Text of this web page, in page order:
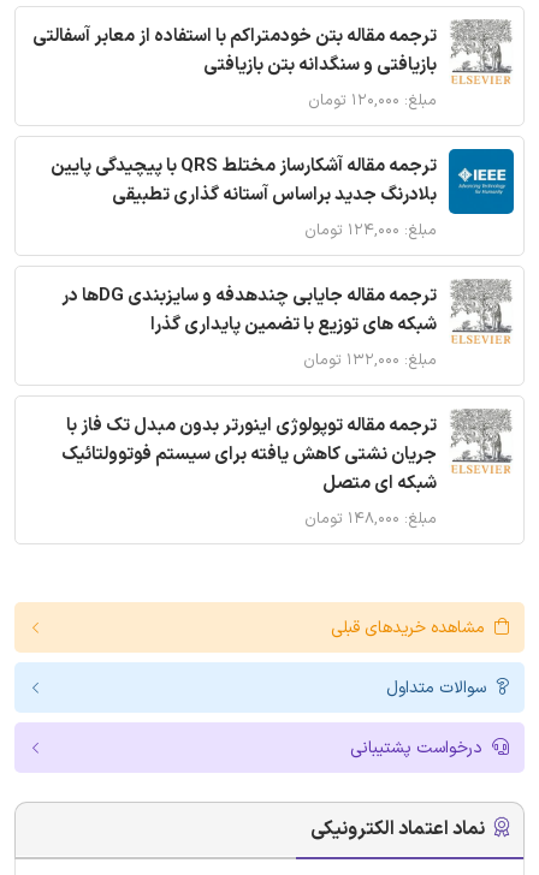
ترجمه مقاله بتن خودمتراکم با استفاده از معابر آسفالتی
بازیافتی و سنگدانه بتن بازیافتی
مبلغ: ۱۲۰,۰۰۰ تومان
ترجمه مقاله آشکارساز مختلط QRS با پیچیدگی پایین
بلادرنگ جدید براساس آستانه گذاری تطبیقی
مبلغ: ۱۲۴,۰۰۰ تومان
ترجمه مقاله جایابی چندهدفه و سایزبندی DGها در
شبکه های توزیع با تضمین پایداری گذرا
مبلغ: ۱۳۲,۰۰۰ تومان
ترجمه مقاله توپولوژی اینورتر بدون مبدل تک فاز با
جریان نشتی کاهش یافته برای سیستم فوتوولتائیک
شبکه ای متصل
مبلغ: ۱۴۸,۰۰۰ تومان
مشاهده خریدهای قبلی
سوالات متداول
درخواست پشتیبانی
نماد اعتماد الکترونیکی